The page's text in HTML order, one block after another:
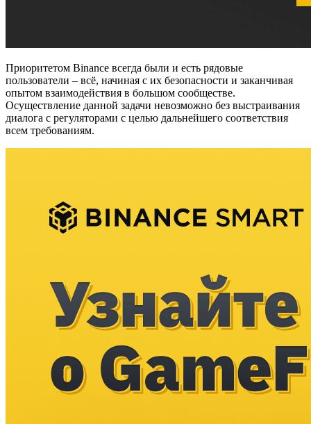
Приоритетом Binance всегда были и есть рядовые
пользователи – всё, начиная с их безопасности и заканчивая
опытом взаимодействия в большом сообществе.
Осуществление данной задачи невозможно без выстраивания
диалога с регуляторами с целью дальнейшего соответствия
всем требованиям.